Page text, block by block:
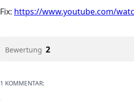
Fix: https://www.youtube.com/
Bewertung 2
1 KOMMENTAR: